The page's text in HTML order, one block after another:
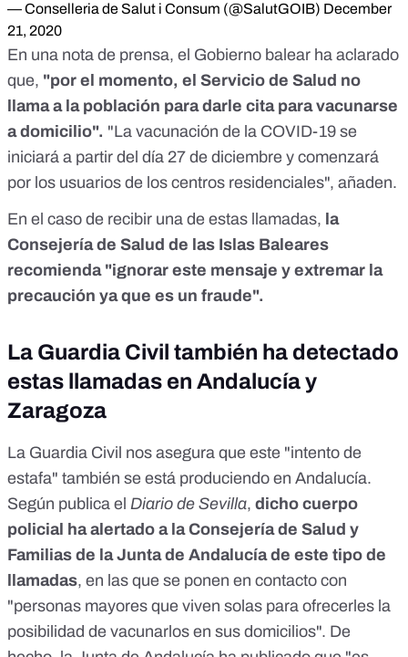
— Conselleria de Salut i Consum (@SalutGOIB) December
21, 2020
En una nota de prensa, el Gobierno balear ha aclarado
que, "por el momento, el Servicio de Salud no
llama a la población para darle cita para vacunarse
a domicilio". "La vacunación de la COVID-19 se
iniciará a partir del día 27 de diciembre y comenzará
por los usuarios de los centros residenciales", añaden.
En el caso de recibir una de estas llamadas, la
Consejería de Salud de las Islas Baleares
recomienda "ignorar este mensaje y extremar la
precaución ya que es un fraude".
La Guardia Civil también ha detectado
estas llamadas en Andalucía y
Zaragoza
La Guardia Civil nos asegura que este "intento de
estafa" también se está produciendo en Andalucía.
Según publica el Diario de Sevilla, dicho cuerpo
policial ha alertado a la Consejería de Salud y
Familias de la Junta de Andalucía de este tipo de
llamadas, en las que se ponen en contacto con
"personas mayores que viven solas para ofrecerles la
posibilidad de vacunarlos en sus domicilios". De